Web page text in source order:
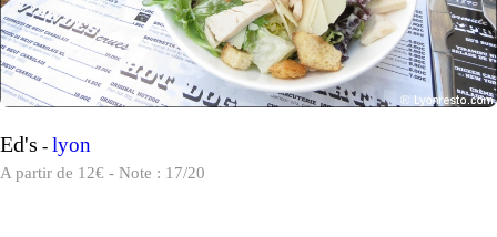
Ed's - lyon
A partir de 12€ - Note : 17/20